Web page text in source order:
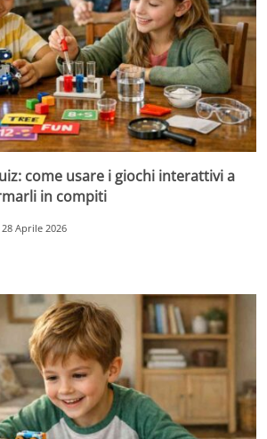
come usare i giochi interattivi a
in compiti
28 Aprile 2026